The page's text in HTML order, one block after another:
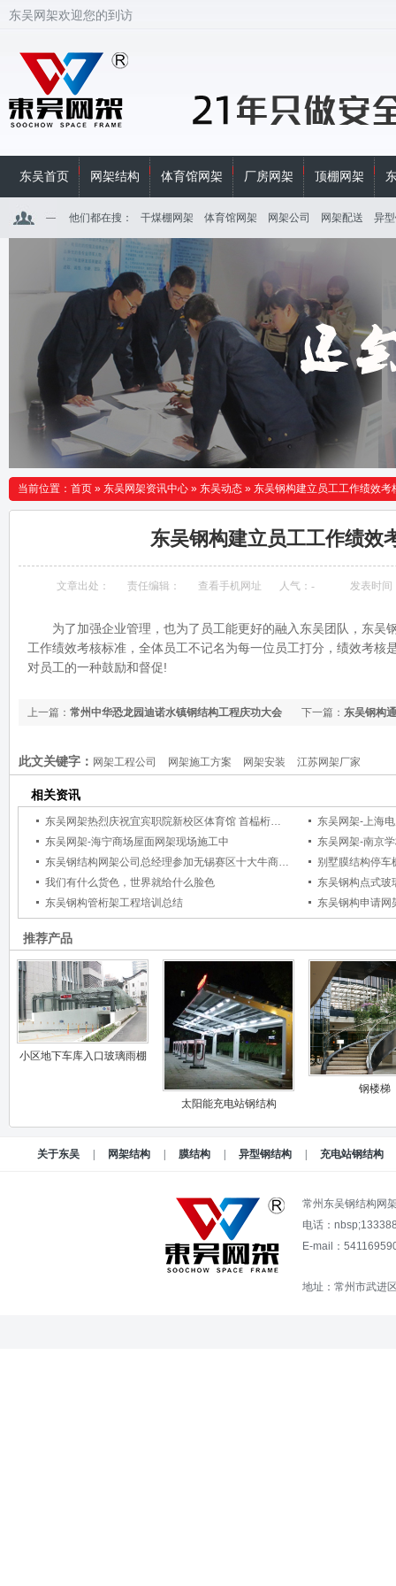
东吴网架欢迎您的到访
东吴首页 网架结构 体育馆网架 厂房网架 顶棚网架
他们都在搜： 干煤棚网架 体育馆网架 网架公司 网架配送 异
当前位置： 首页 » 东吴网架资讯中心 » 东吴动态 » 东吴钢构建立员工工作绩效考
东吴钢构建立员工工作绩效
文章出处： 责任编辑： 查看手机网址 人气： - 发表时间
为了加强企业管理，也为了员工能更好的融入东吴团队，东吴
工作绩效考核标准，全体员工不记名为每一位员工打分，绩效考核
对员工的一种鼓励和督促!
下一篇： 东吴钢构
上一篇： 常州中华恐龙园迪诺水镇钢结构工程庆功大会
此文关键字： 网架工程公司 网架施工方案 网架安装 江苏网架厂家
相关资讯
东吴网架热烈庆祝宜宾职院新校区体育馆 首榀桁架吊装成功
东吴网架-上海
东吴网架-海宁商场屋面网架现场施工中
东吴网架-南京
东吴钢结构网架公司总经理参加无锡赛区十大牛商路演决赛
别墅膜结构停车
我们有什么货色，世界就给什么脸色
东吴钢构点式玻
东吴钢构管桁架工程培训总结
东吴钢构申请网
推荐产品
小区地下车库入口玻璃雨棚
太阳能充电站钢结构
钢楼梯
关于东吴 网架结构 膜结构 异型钢结构 充电站钢结构
常州东吴钢结构
电话：
E-mail：
地址：常州市武